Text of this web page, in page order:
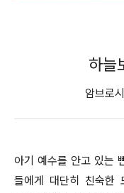
하늘
암브로
아기 예수를 안고 있는
들에게 대단히 친숙한